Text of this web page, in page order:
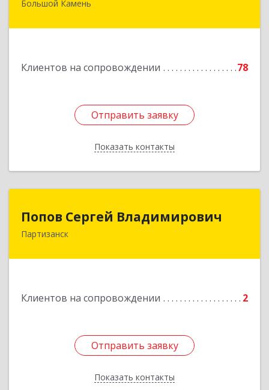
Большой Камень
Клиентов на сопровождении 78
Отправить заявку
Показать контакты
692806, Приморский край, Большой Камень г,
Отправить заявку
Назад
Попов Сергей Владимирович
Партизанск
Клиентов на сопровождении 2
Отправить заявку
Показать контакты
Попов Сергей Владимирович
692922, Приморский край, г. Находка, ул.
Отправить заявку
Назад